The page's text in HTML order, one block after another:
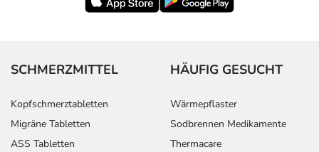
SCHMERZMITTEL
Kopfschmerztabletten
Migräne Tabletten
ASS Tabletten
HÄUFIG GESUCHT
Wärmepflaster
Sodbrennen Medikamente
Thermacare